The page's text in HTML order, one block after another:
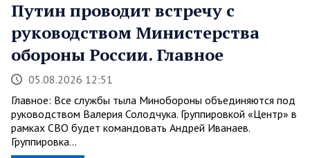
Путин проводит встречу с
руководством Министерства
обороны России. Главное
05.08.2026 12:51
Главное: Все службы тыла Минобороны объединяются под
руководством Валерия Солодчука. Группировкой «Центр» в
рамках СВО будет командовать Андрей Иванаев.
Группировка…